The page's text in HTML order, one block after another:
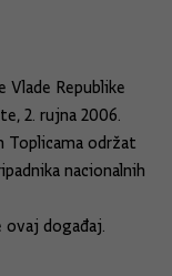
Vlade Republike
2. rujna 2006.
Toplicama održat
nacionalnih
ovaj događaj.